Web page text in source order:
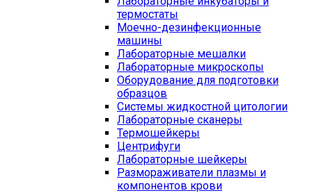
термостаты
Моечно-дезинфекционные
машины
Лабораторные мешалки
Лабораторные микроскопы
Оборудование для подготовки
образцов
Системы жидкостной цитологии
Лабораторные сканеры
Термошейкеры
Центрифуги
Лабораторные шейкеры
Размораживатели плазмы и
компонентов крови